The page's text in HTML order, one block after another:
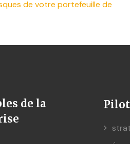
de votre portefeuille de
de la